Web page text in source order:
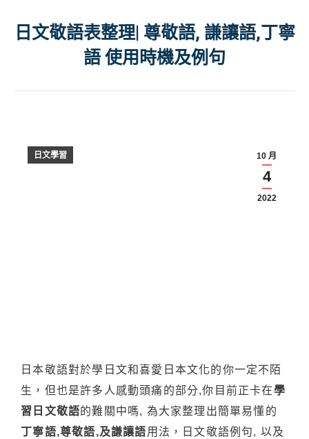
日文敬語表整理| 尊敬語, 謙讓語,丁寧
語 使用時機及例句
10 月
4
2022
日文學習
日本敬語對於學日文和喜愛日本文化的你一定不陌
生，但也是許多人感動頭痛的部分,你目前正卡在學
習日文敬語的難關中嗎, 為大家整理出簡單易懂的
丁寧語,尊敬語,及謙讓語用法，日文敬語例句, 以及